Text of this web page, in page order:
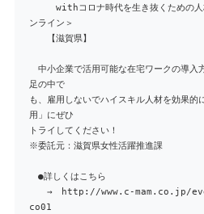
withコロナ時代を生き抜くため
ンライン＞
【滋賀県】
中小企業で活用可能な在宅ワークの導入
足の中で
も、雇用しないでハイスキル人材を効果的
用」にぜひ
トライしてください！
※委託元：滋賀県女性活躍推進課
●詳しくはこちら
→ http://www.c-mam.co.jp/
co01